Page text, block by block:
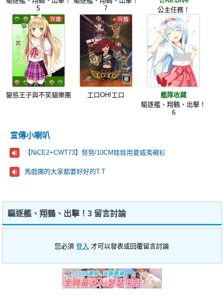
5
7
公主任務！
變態王子與不笑貓樂團 工口OH!工口
艦隊收藏
驅逐艦、翔鶴、出擊！
6
宣傳小喇叭
【NiCE2+CWT73】努努/10CM娃娃用夏威夷襯衫
馬戲團的大家都要好好的T.T
驅逐艦、翔鶴、出擊！3 留言討論
您必須登入 才可以發表或回覆留言討論